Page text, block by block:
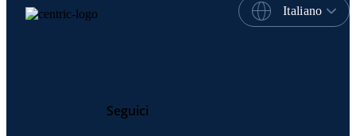
Italiano
Seguici